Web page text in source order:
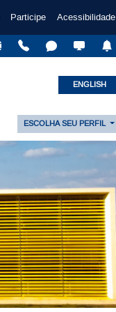
Participe Acessibilidade
ENGLISH
ESCOLHA SEU PERFIL